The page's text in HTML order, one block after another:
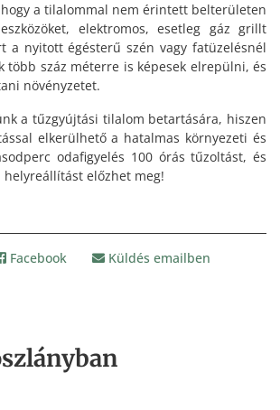
a tilalommal nem érintett belterületen
elektromos, esetleg gáz grillt
a nyitott égésterű szén vagy fatüzelésnél
több száz méterre is képesek elrepülni, és
növényzetet.
a tűzgyújtási tilalom betartására, hiszen
elkerülhető a hatalmas környezeti és
odafigyelés 100 órás tűzoltást, és
helyreállítást előzhet meg!
Facebook Küldés emailben